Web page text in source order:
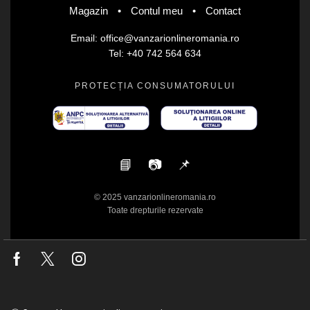
Magazin • Contul meu • Contact
Email: office@vanzarionlineromania.ro
Tel: +40 742 564 634
PROTECȚIA CONSUMATORULUI
📘 📷 📌
© 2025 vanzarionlineromania.ro
Toate drepturile rezervate
Facebook
Twitter